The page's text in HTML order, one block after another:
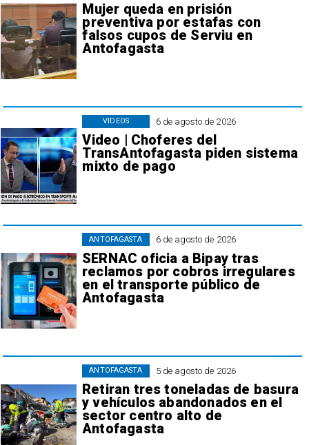
Mujer queda en prisión
preventiva por estafas con
falsos cupos de Serviu en
Antofagasta
6 de agosto de 2026
Video | Choferes del
TransAntofagasta piden sistema
mixto de pago
VIDEOS
6 de agosto de 2026
SERNAC oficia a Bipay tras
reclamos por cobros irregulares
en el transporte público de
Antofagasta
ANTOFAGASTA
5 de agosto de 2026
Retiran tres toneladas de basura
y vehículos abandonados en el
sector centro alto de
Antofagasta
ANTOFAGASTA